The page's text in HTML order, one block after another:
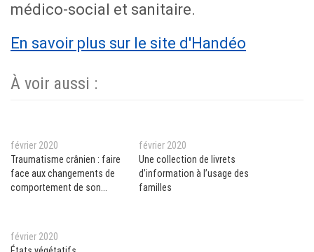
médico-social et sanitaire.
En savoir plus sur le site d'Handéo
À voir aussi :
février 2020
Traumatisme crânien : faire
face aux changements de
comportement de son
février 2020
Une collection de livrets
d’information à l’usage des
familles
février 2020